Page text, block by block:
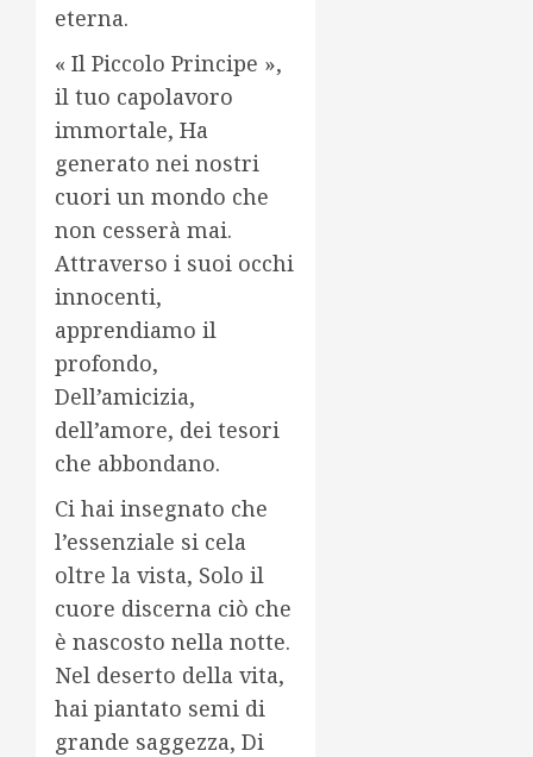
eterna.
« Il Piccolo Principe »,
il tuo capolavoro
immortale, Ha
generato nei nostri
cuori un mondo che
non cesserà mai.
Attraverso i suoi occhi
innocenti,
apprendiamo il
profondo,
Dell’amicizia,
dell’amore, dei tesori
che abbondano.
Ci hai insegnato che
l’essenziale si cela
oltre la vista, Solo il
cuore discerna ciò che
è nascosto nella notte.
Nel deserto della vita,
hai piantato semi di
grande saggezza, Di